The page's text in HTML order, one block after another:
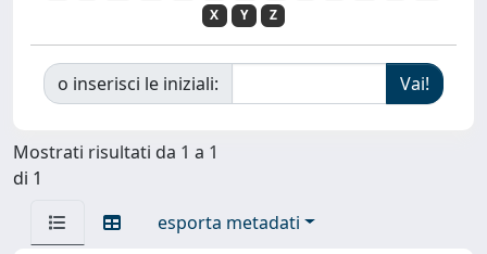
X
Y Z
o inserisci le iniziali:
Mostrati risultati da 1 a 1
di 1
esporta metadati